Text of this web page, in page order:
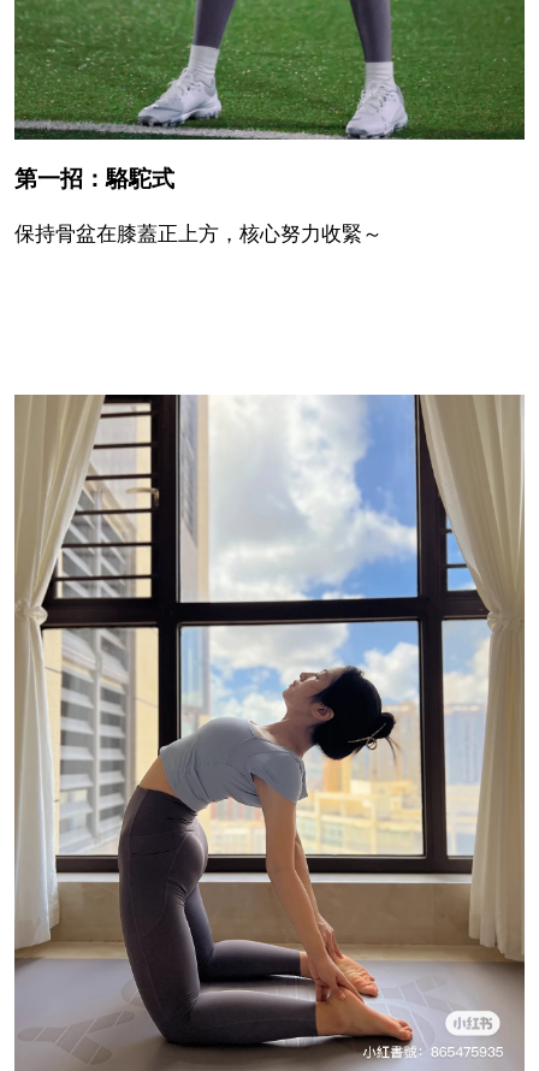
第一招：駱駝式
保持骨盆在膝蓋正上方，核心努力收緊～